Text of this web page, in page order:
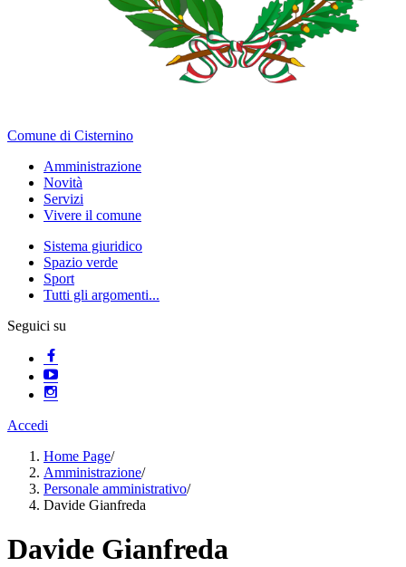
Comune di Cisternino
Amministrazione
Novità
Servizi
Vivere il comune
Sistema giuridico
Spazio verde
Sport
Tutti gli argomenti...
Seguici su
Accedi
Home Page/
Amministrazione/
Personale amministrativo/
Davide Gianfreda
Davide Gianfreda